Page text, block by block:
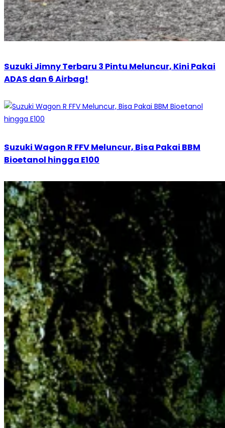
Suzuki Jimny Terbaru 3 Pintu Meluncur, Kini Pakai
ADAS dan 6 Airbag!
Suzuki Wagon R FFV Meluncur, Bisa Pakai BBM
Bioetanol hingga E100